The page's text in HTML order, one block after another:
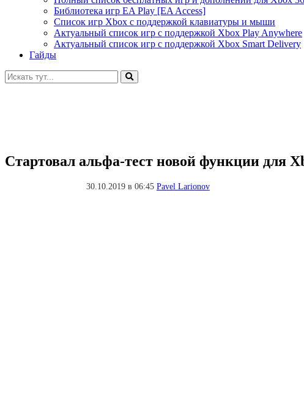
Библиотека игр EA Play [EA Access]
Список игр Xbox c поддержкой клавиатуры и мыши
Актуальный список игр с поддержкой Xbox Play Anywhere
Актуальный список игр с поддержкой Xbox Smart Delivery
Гайды
Искать:
Стартовал альфа-тест новой функции для
30.10.2019 в 06:45 Pavel Larionov